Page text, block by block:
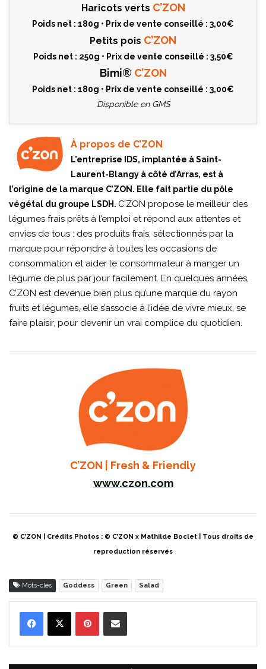
Haricots verts C’ZON
Poids net : 180g • Prix de vente conseillé : 3,00€
Petits pois C’ZON
Poids net : 250g • Prix de vente conseillé : 3,50€
Bimi® C’ZON
Poids net : 180g • Prix de vente conseillé : 3,00€
Disponible en GMS
À propos de C’ZON
L’entreprise IDS, implantée à Saint-
Laurent-Blangy à côté d’Arras, est à
l’origine de la marque C’ZON. Elle fait partie du pôle
végétal du groupe LSDH. C’ZON propose le meilleur des
légumes frais prêts à l’emploi et répond aux attentes et
envies de tous : des produits frais, sélectionnés par la
marque pour répondre à toutes les occasions de
consommation et aider le consommateur à manger un
légume de plus par jour facilement. En quelques années,
C’ZON est devenue bien plus qu’une marque du rayon
fruits et légumes, elle s’associe à l’idée de vivre mieux, se
faire plaisir, pour devenir un vrai complice du quotidien.
C’ZON | Fresh & Friendly
www.czon.com
© C’ZON | Crédits Photos : © C’ZON x Mathilde Boclet | Tous droits de
reproduction réservés
Mots-clés Goddess Green Salad